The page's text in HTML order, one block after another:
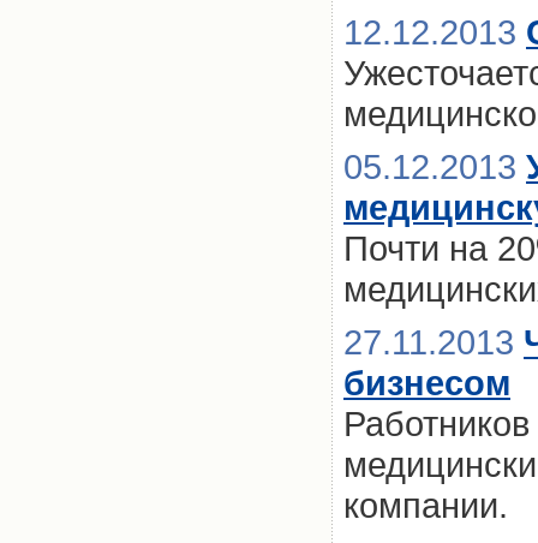
12.12.2013
05.12.2013
Почти на
27.11.2013
бизнесом
компании.